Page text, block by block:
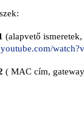
(alapvető
( MAC cím,